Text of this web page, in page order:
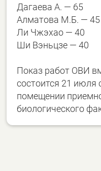
Дагаева А. — 65
Алматова М.Б. — 45
Ли Чжэхао — 40
Ши Вэньцзе — 40
Показ работ ОВИ
состоится 21 июля
помещении
биологического